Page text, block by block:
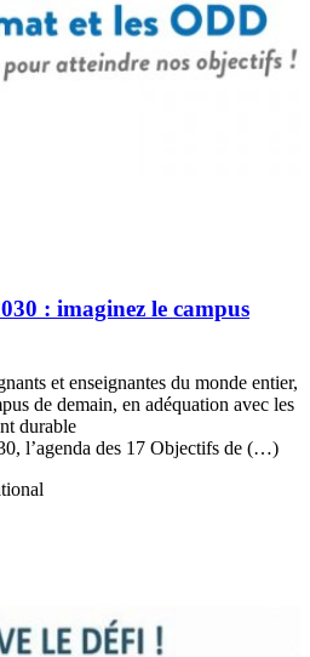
: imaginez le campus
et enseignantes du monde entier,
de demain, en adéquation avec les
durable
l’agenda des 17 Objectifs de (…)